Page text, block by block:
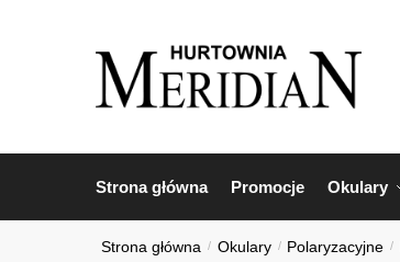
Strona główna Promocje Okulary
Strona główna / Okulary / Polaryzacyjne /